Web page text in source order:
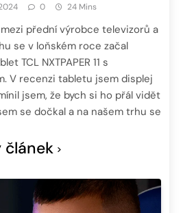
0 24 Mins
přední výrobce televizorů a
se v loňském roce začal
TCL NXTPAPER 11 s
V recenzi tabletu jsem displej
jsem, že bych si ho přál vidět
se dočkal a na našem trhu se
článek